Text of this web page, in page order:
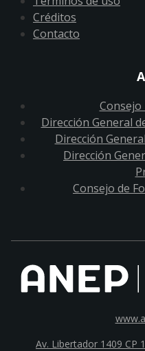
Créditos
Contacto
Dirección General
Dirección
Dirección
Consejo de
Av. Libertador 1409 CP